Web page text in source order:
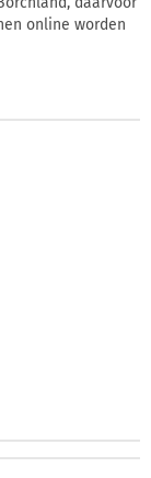
online worden